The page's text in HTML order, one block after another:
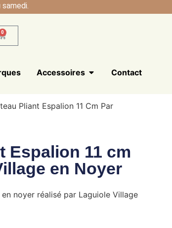
0
Accessoires Contact
Pliant Espalion 11 Cm Par
Espalion 11 cm
en Noyer
noyer réalisé par Laguiole Village